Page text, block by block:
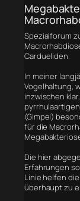
Spezialforum
Cardueliden.
In meiner
Vogelhaltung,
inzwischen
pyrrhulaartigen
(Gimpel)
für die
Die hier
Erfahrungen
Linie helfen
überhaupt zu